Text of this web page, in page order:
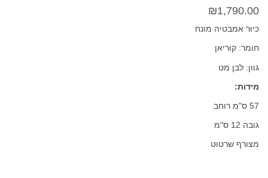
₪1,790.00
כיור אמבטיה מונח
חומר: קוריאן
גוון: לבן מט
מידות:
57 ס"מ רוחב
גובה 12 ס"מ
מצורף שרטוט